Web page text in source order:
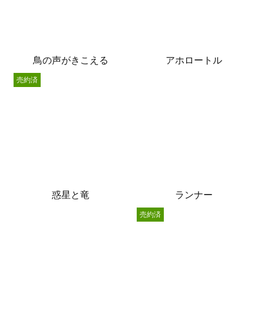
鳥の声がきこえる アホロートル
惑星と竜
売約済
ランナー
売約済